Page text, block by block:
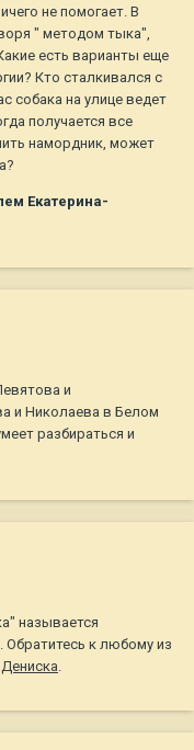
не помогает. В
" методом тыка",
есть варианты еще
Кто сталкивался с
собака на улице ведет
получается все
намордник, может
Екатерина-
и
и Николаева в Белом
разбираться и
называется
Обратитесь к любому из
Дениска.